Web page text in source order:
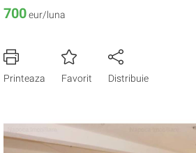
700eur/luna
Printeaza Favorit Distribuie